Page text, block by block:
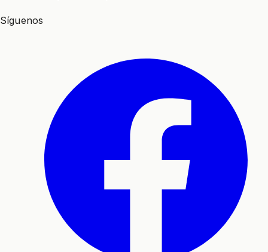
Síguenos